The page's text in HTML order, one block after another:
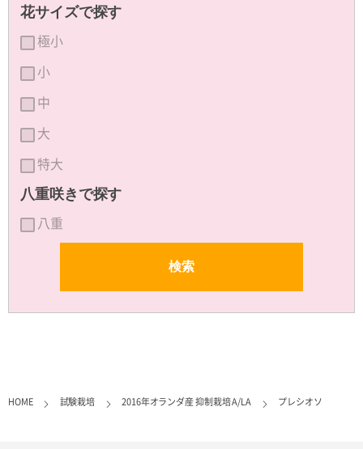
花サイズで探す
極小
小
中
大
特大
八重咲きで探す
八重
HOME 試験栽培 2016年オランダ産 抑制栽培 A/LA プレシオソ